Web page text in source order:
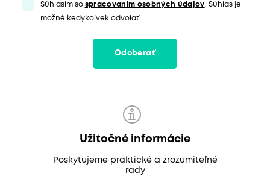
Súhlasím so spracovaním osobných údajov. Súhlas je
možné kedykoľvek odvolať.
Odoberať
Užitočné informácie
Poskytujeme praktické a zrozumiteľné
rady